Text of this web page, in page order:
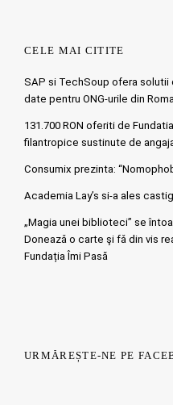
CELE MAI CITITE
SAP si TechSoup ofera solutii
date pentru ONG-urile din
131.700 RON oferiti de
filantropice sustinute de
Consumix prezinta:
Academia Lay’s si-a ales
„Magia unei biblioteci” se
Doneazǎ o carte şi fǎ din vis
Fundația Îmi Pasă
URMĂREȘTE-NE PE